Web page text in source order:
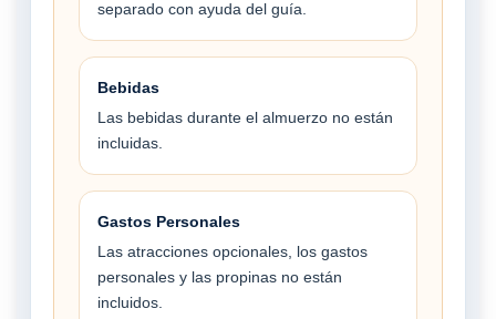
separado con ayuda del guía.
Bebidas
Las bebidas durante el almuerzo no están
incluidas.
Gastos Personales
Las atracciones opcionales, los gastos
personales y las propinas no están
incluidos.